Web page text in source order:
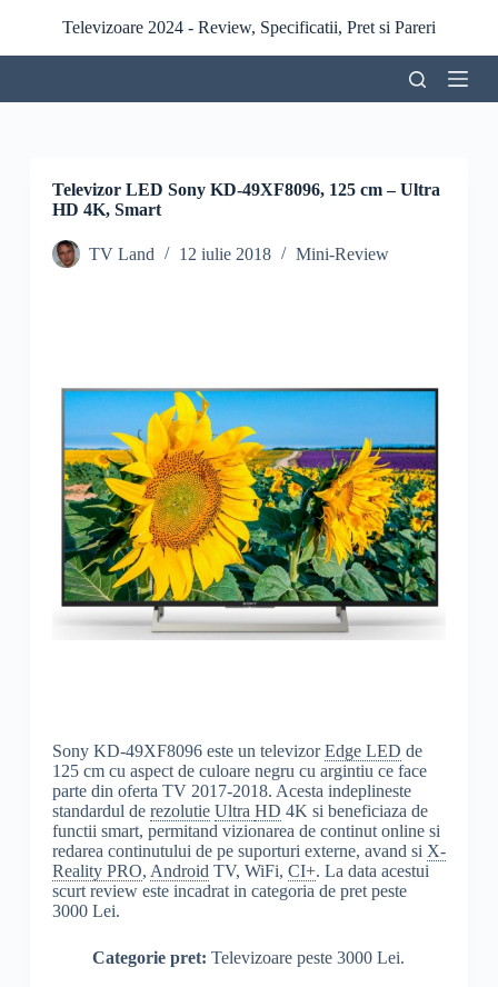
r
l
Televizoare 2024 - Review, Specificatii, Pret si Pareri
Televizor LED Sony KD-49XF8096, 125 cm – Ultra
HD 4K, Smart
TV Land 12 iulie 2018 Mini-Review
Sony KD-49XF8096 este un televizorEdge LED de
125 cm cu aspect de culoare negru cu argintiu ce face
parte din oferta TV 2017-2018. Acesta indeplineste
standardul de rezolutie Ultra HD 4K si beneficiaza de
functii smart, permitand vizionarea de continut online si
redarea continutului de pe suporturi externe, avand si X-
Reality PRO, Android TV, WiFi, CI+. La data acestui
scurt review este incadrat in categoria de pret peste
3000 Lei.
Categorie pret:Televizoare peste 3000 Lei.